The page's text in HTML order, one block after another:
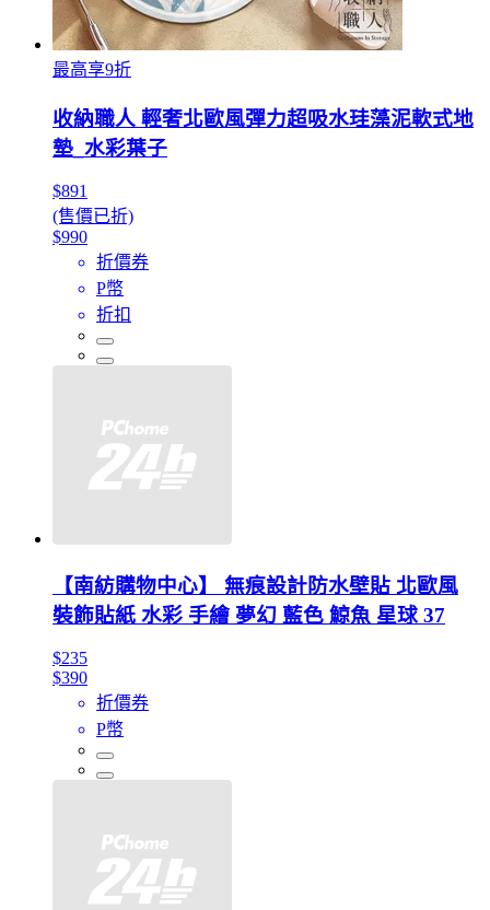
最高享9折
收納職人 輕奢北歐風彈力超吸水珪藻泥軟式地
墊_水彩葉子
$891
(售價已折)
$990
折價券
P幣
折扣
【南紡購物中心】 無痕設計防水壁貼 北歐風
裝飾貼紙 水彩 手繪 夢幻 藍色 鯨魚 星球 37
$235
$390
折價券
P幣